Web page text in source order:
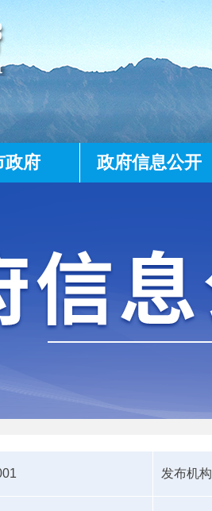
政府 政府信息公开
发布机构